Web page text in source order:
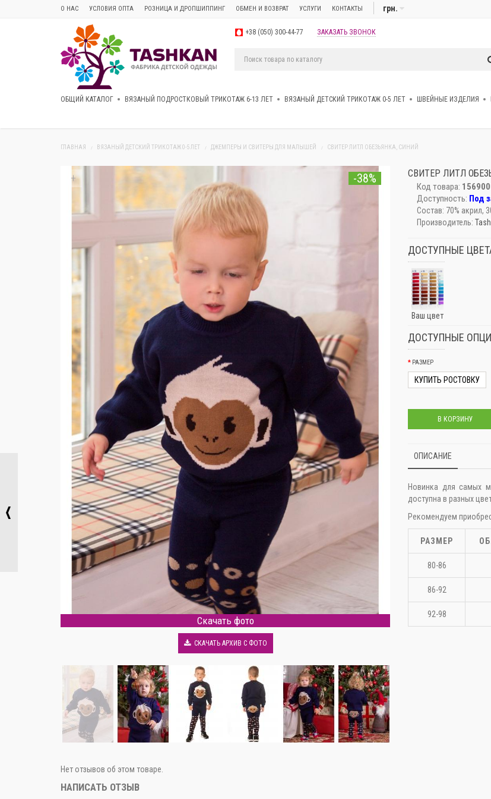
О НАС УСЛОВИЯ ОПТА РОЗНИЦА И ДРОПШИППИНГ ОБМЕН И ВОЗВРАТ УСЛУГИ КОНТАКТЫ грн.
+38 (050) 300-44-77 ЗАКАЗАТЬ ЗВОНОК
ОБЩИЙ КАТАЛОГ ВЯЗАНЫЙ ПОДРОСТКОВЫЙ ТРИКОТАЖ 6-13 ЛЕТ ВЯЗАНЫЙ ДЕТСКИЙ ТРИКОТАЖ 0-5 ЛЕТ ШВЕЙНЫЕ ИЗДЕЛИЯ
ГЛАВНАЯ ВЯЗАНЫЙ ДЕТСКИЙ ТРИКОТАЖ 0-5 ЛЕТ ДЖЕМПЕРЫ И СВИТЕРЫ ДЛЯ МАЛЫШЕЙ СВИТЕР ЛИТЛ ОБЕЗЬЯНКА, СИНИЙ
+ -38%
Скачать фото
СКАЧАТЬ АРХИВ С ФОТО
СВИТЕР ЛИТЛ
Код товара:
Доступность: Под
Состав: 70% акрил,
Производитель:
ДОСТУПНЫЕ
Ваш цвет
ДОСТУПНЫЕ
РАЗМЕР
КУПИТЬ РОСТОВКУ
В КОРЗИНУ
ОПИСАНИЕ
Новинка для самых
доступна в разных
Рекомендуем
80-86
86-92
92-98
РАЗМЕР
Нет отзывов об этом товаре.
НАПИСАТЬ ОТЗЫВ